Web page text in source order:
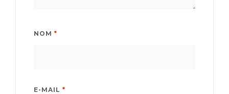
NOM *
E-MAIL *